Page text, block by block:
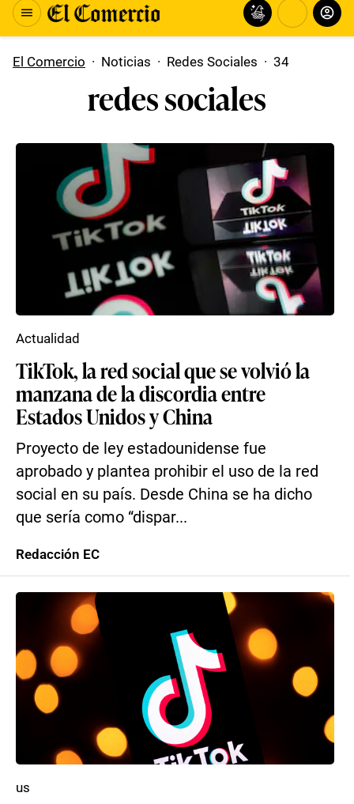
El Comercio · Noticias · Redes Sociales · 34
redes sociales
TikTok, la red social que se volvió la
manzana de la discordia entre
Estados Unidos y China
Proyecto de ley estadounidense fue
aprobado y plantea prohibir el uso de la red
social en su país. Desde China se ha dicho
que sería como “dispar...
Actualidad
Redacción EC
us